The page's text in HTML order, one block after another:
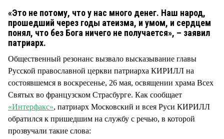
«Это не потому, что у нас много денег. Наш народ,
прошедший через годы атеизма, и умом, и сердцем
понял, что без Бога ничего не получается», – заявил
патриарх.
Общественный резонанс вызвало высказывание главы
Русской православной церкви патриарха КИРИЛЛ на
состоявшемся в воскресенье, 26 мая, освящении храма Всех
Святых во французском Страсбурге. Как сообщает
«Интерфакс», патриарх Московский и всея Руси КИРИЛЛ
обратился к пришедшим на службу с речью, в которой
прозвучали такие слова: